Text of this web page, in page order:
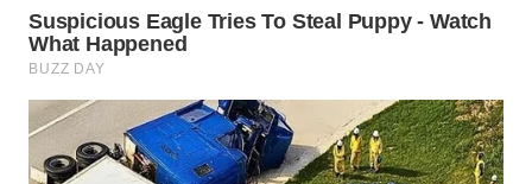
WN
CIREBON
INDRAMAYU